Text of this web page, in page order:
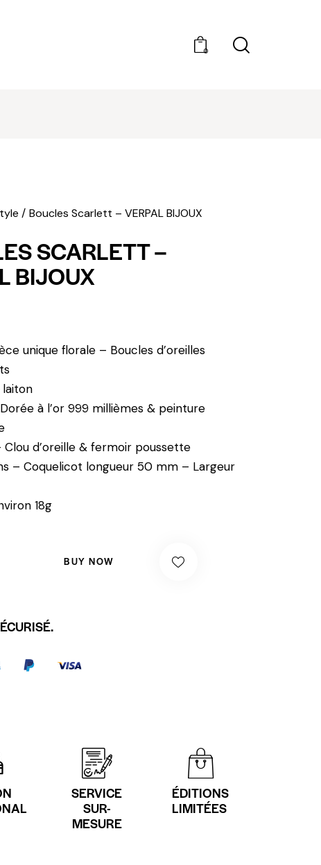
0
Boucles Scarlett – VERPAL BIJOUX
SCARLETT –
BIJOUX
unique florale – Boucles d’oreilles
à l’or 999 millièmes & peinture
d’oreille & fermoir poussette
– Coquelicot longueur 50 mm – Largeur
18g
BUY NOW
SERVICE
SUR-
MESURE
ÉDITIONS
LIMITÉES